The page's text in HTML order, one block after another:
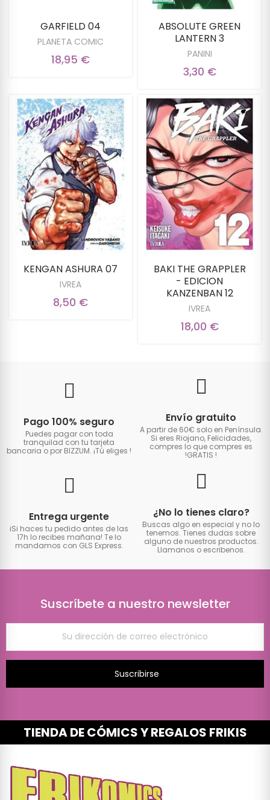
GARFIELD 04
PLANETA COMIC
18,95 €
ABSOLUTE GREEN
LANTERN 3
PANINI
3,30 €
KENGAN ASHURA 07
IVREA
8,50 €
BAKI THE GRAPPLER
- EDICION
KANZENBAN 12
IVREA
18,00 €
Pago 100% seguro
Puedes pagar con toda
tranquilad con tu tarjeta
bancaria o por BIZZUM. ¡Tú eliges !
Envío gratuito
A partir de 60€ solo en Península.
Si eres Riojano, Felicidades,
compres lo que compres es
!GRATIS !
Entrega urgente
iSi haces tu pedido antes de las
17h lo recibes mañana! Te lo
mandamos con GLS Express.
¿No lo tienes claro?
Buscas algo en especial y no lo
tenemos. Tienes dudas sobre
alguno de nuestros productos.
Llamanos o escribenos.
Suscríbete a nuestro newsletter
Suscribirse
TIENDA DE CÓMICS Y REGALOS FRIKIS